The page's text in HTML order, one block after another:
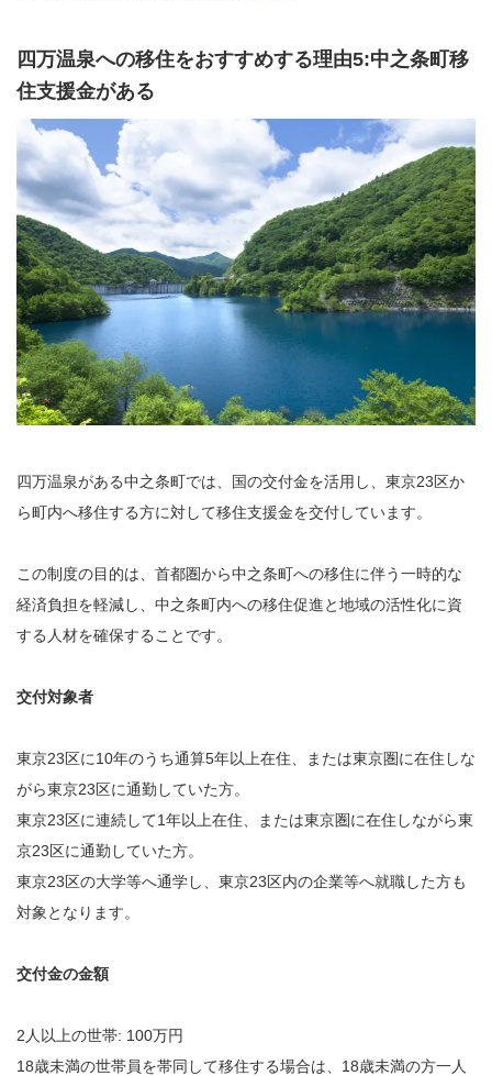
四万温泉への移住をおすすめする理由5:中之条町移
住支援金がある
四万温泉がある中之条町では、国の交付金を活用し、東京23区か
ら町内へ移住する方に対して移住支援金を交付しています。
この制度の目的は、首都圏から中之条町への移住に伴う一時的な
経済負担を軽減し、中之条町内への移住促進と地域の活性化に資
する人材を確保することです。
交付対象者
東京23区に10年のうち通算5年以上在住、または東京圏に在住しな
がら東京23区に通勤していた方。
東京23区に連続して1年以上在住、または東京圏に在住しながら東
京23区に通勤していた方。
東京23区の大学等へ通学し、東京23区内の企業等へ就職した方も
対象となります。
交付金の金額
2人以上の世帯: 100万円
18歳未満の世帯員を帯同して移住する場合は、18歳未満の方一人